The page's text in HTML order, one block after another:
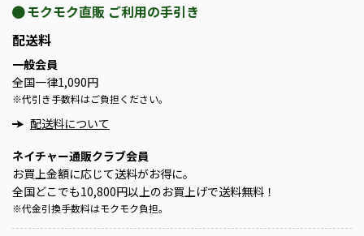
モクモク直販 ご利用の手引き
配送料
一般会員
全国一律1,090円
※代引き手数料はご負担ください。
配送料について
ネイチャー通販クラブ会員
お買上金額に応じて送料がお得に。
全国どこでも10,800円以上のお買上げで送料無料！
※代金引換手数料はモクモク負担。